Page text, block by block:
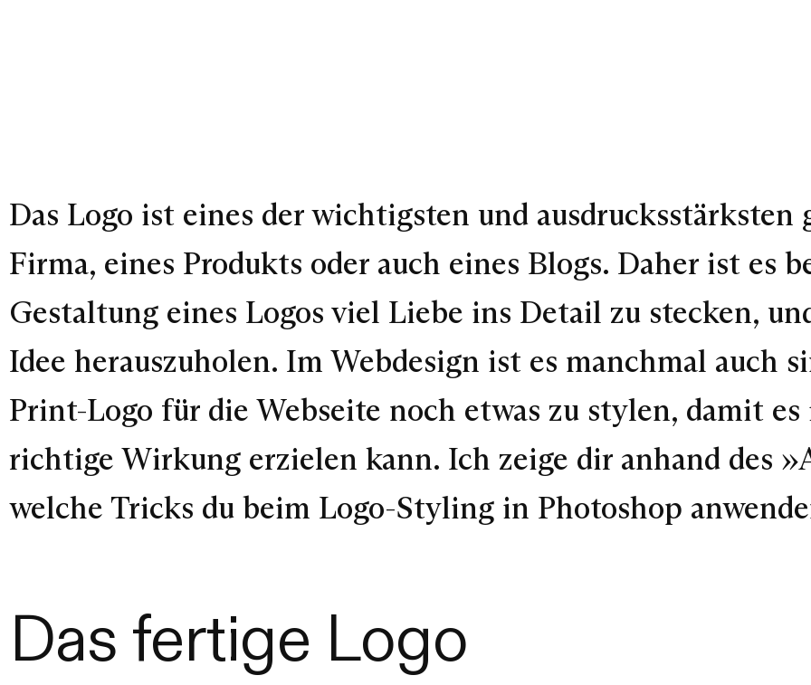
Das Logo ist eines der wichtigsten und
Firma, eines Produkts oder auch eines Blogs. Daher ist es
Gestaltung eines Logos viel Liebe ins Detail zu stecken,
Idee herauszuholen. Im Webdesign ist es manchmal auch
Print-Logo für die Webseite noch etwas zu stylen, damit
richtige Wirkung erzielen kann. Ich zeige dir anhand des
welche Tricks du beim Logo-Styling in Photoshop
Das fertige Logo